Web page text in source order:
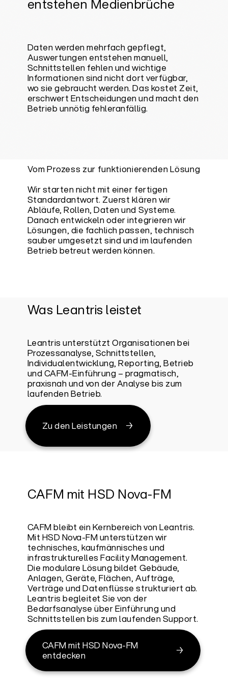
entstehen Medienbrüche
Daten werden mehrfach gepflegt,
Auswertungen entstehen manuell,
Schnittstellen fehlen und wichtige
Informationen sind nicht dort verfügbar,
wo sie gebraucht werden. Das kostet Zeit,
erschwert Entscheidungen und macht den
Betrieb unnötig fehleranfällig.
Vom Prozess zur funktionierenden Lösung
Wir starten nicht mit einer fertigen
Standardantwort. Zuerst klären wir
Abläufe, Rollen, Daten und Systeme.
Danach entwickeln oder integrieren wir
Lösungen, die fachlich passen, technisch
sauber umgesetzt sind und im laufenden
Betrieb betreut werden können.
Was Leantris leistet
Leantris unterstützt Organisationen bei
Prozessanalyse, Schnittstellen,
Individualentwicklung, Reporting, Betrieb
und CAFM-Einführung – pragmatisch,
praxisnah und von der Analyse bis zum
laufenden Betrieb.
Zu den Leistungen
CAFM mit HSD Nova-FM
CAFM bleibt ein Kernbereich von Leantris.
Mit HSD Nova-FM unterstützen wir
technisches, kaufmännisches und
infrastrukturelles Facility Management.
Die modulare Lösung bildet Gebäude,
Anlagen, Geräte, Flächen, Aufträge,
Verträge und Datenflüsse strukturiert ab.
Leantris begleitet Sie von der
Bedarfsanalyse über Einführung und
Schnittstellen bis zum laufenden Support.
CAFM mit HSD Nova-FM
entdecken